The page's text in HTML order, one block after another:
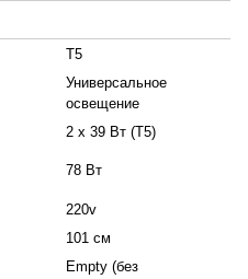
T5
Универсальное
освещение
2 х 39 Вт (T5)
78 Вт
220v
101 см
Empty (без